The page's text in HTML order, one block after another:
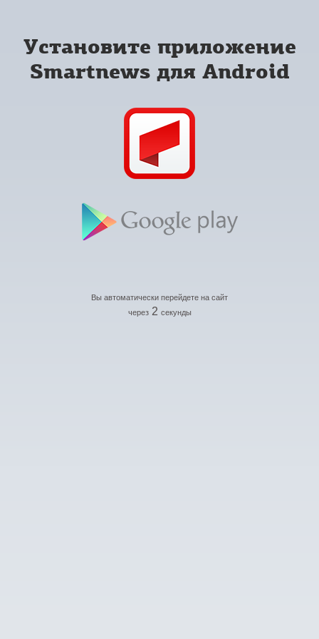
Установите приложение
Smartnews для Android
Вы автоматически перейдете на сайт
через 2 секунды